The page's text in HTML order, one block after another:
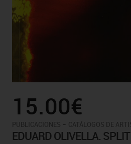
15.00€
-
EDUARD OLIVELLA.